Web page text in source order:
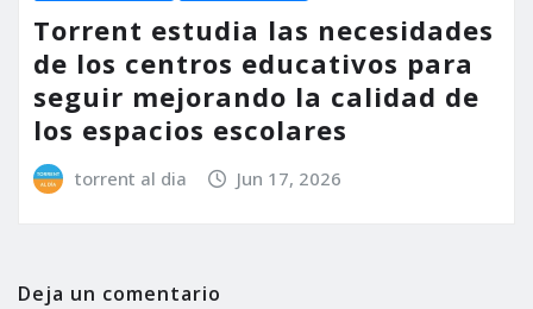
Torrent estudia las necesidades
de los centros educativos para
seguir mejorando la calidad de
los espacios escolares
torrent al dia Jun 17, 2026
Deja un comentario